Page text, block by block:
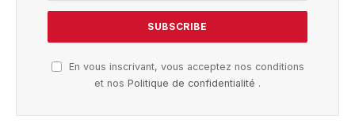
En vous inscrivant, vous acceptez nos conditions
et nos Politique de confidentialité .